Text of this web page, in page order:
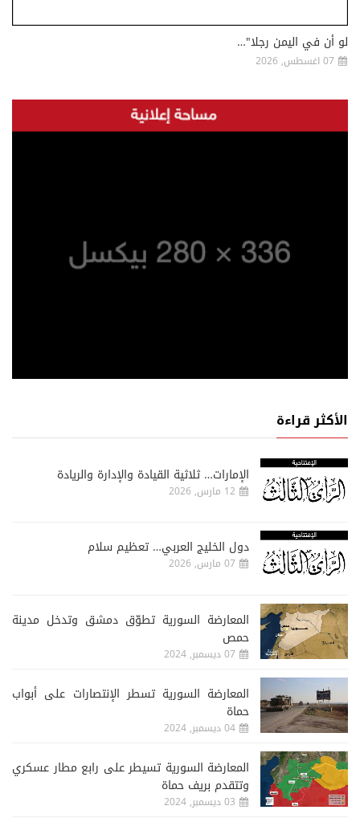
لو أن في اليمن رجلا"…
07 اغسطس, 2026
الأكثر قراءة
الإمارات… ثلاثية القيادة والإدارة والريادة
12 مارس, 2026
دول الخليج العربي… تعظيم سلام
07 مارس, 2026
المعارضة السورية تطوّق دمشق وتدخل مدينة
حمص
07 ديسمبر, 2024
المعارضة السورية تسطر الإنتصارات على أبواب
حماة
04 ديسمبر, 2024
المعارضة السورية تسيطر على رابع مطار عسكري
وتتقدم بريف حماة
03 ديسمبر, 2024